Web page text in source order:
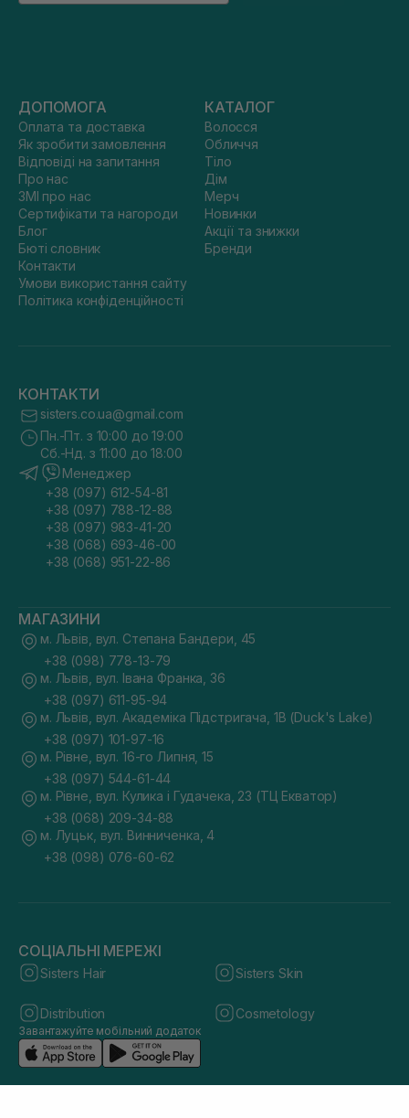
ДОПОМОГА
Оплата та доставка
Як зробити замовлення
Відповіді на запитання
Про нас
ЗМІ про нас
Сертифікати та нагороди
Блог
Бюті словник
Контакти
Умови використання сайту
Політика конфіденційності
КАТАЛОГ
Волосся
Обличчя
Тіло
Дім
Мерч
Новинки
Акції та знижки
Бренди
КОНТАКТИ
sisters.co.ua@gmail.com
Пн.-Пт. з 10:00 до 19:00
Сб.-Нд. з 11:00 до 18:00
Менеджер
+38 (097) 612-54-81
+38 (097) 788-12-88
+38 (097) 983-41-20
+38 (068) 693-46-00
+38 (068) 951-22-86
МАГАЗИНИ
м. Львів, вул. Степана Бандери, 45
+38 (098) 778-13-79
м. Львів, вул. Івана Франка, 36
+38 (097) 611-95-94
м. Львів, вул. Академіка Підстригача, 1В (Duck's Lake)
+38 (097) 101-97-16
м. Рівне, вул. 16-го Липня, 15
+38 (097) 544-61-44
м. Рівне, вул. Кулика і Гудачека, 23 (ТЦ Екватор)
+38 (068) 209-34-88
м. Луцьк, вул. Винниченка, 4
+38 (098) 076-60-62
СОЦІАЛЬНІ МЕРЕЖІ
Sisters Hair Sisters Skin
Distribution Cosmetology
Завантажуйте мобільний додаток